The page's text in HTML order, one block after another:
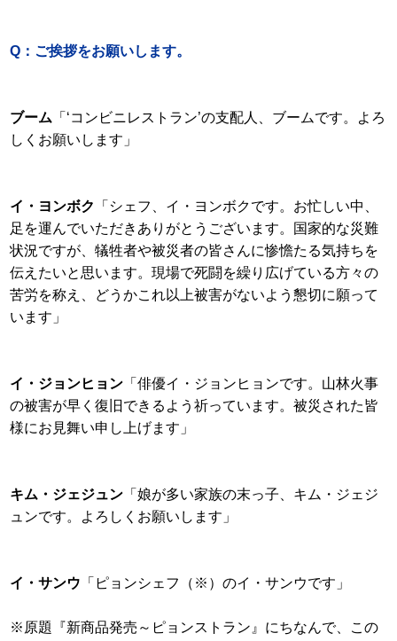
Q：ご挨拶をお願いします。
ブーム 「‘コンビニレストラン’の支配人、ブームです。よろ
しくお願いします」
イ・ヨンボク
「シェフ、イ・ヨンボクです。お忙しい中、
足を運んでいただきありがとうございます。国家的な災難
状況ですが、犠牲者や被災者の皆さんに惨憺たる気持ちを
伝えたいと思います。現場で死闘を繰り広げている方々の
苦労を称え、どうかこれ以上被害がないよう懇切に願って
います」
イ・ジョンヒョン 「俳優イ・ジョンヒョンです。山林火事
の被害が早く復旧できるよう祈っています。被災された皆
様にお見舞い申し上げます」
キム・ジェジュン 「娘が多い家族の末っ子、キム・ジェジ
ュンです。よろしくお願いします」
イ・サンウ 「ピョンシェフ（※）のイ・サンウです」
※原題『新商品発売～ピョンストラン』にちなんで、この